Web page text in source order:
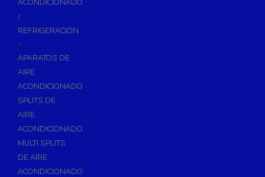
Asientos y Tapas de WC
Lavabos
Urinarios
Bidés
Vertederos Baño
Sanitarios Suspendidos
Placas de Accionamiento para Cisternas
ACONDICIONADO
/
REFRIGERACIÓN
+
APARATOS DE
AIRE
ACONDICIONADO
SPLITS DE
AIRE
ACONDICIONADO
MULTI SPLITS
DE AIRE
ACONDICIONADO